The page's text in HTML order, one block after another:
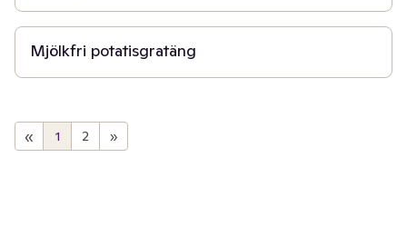
1 t
Mjölkfri potatisgratäng
« 1 2 »